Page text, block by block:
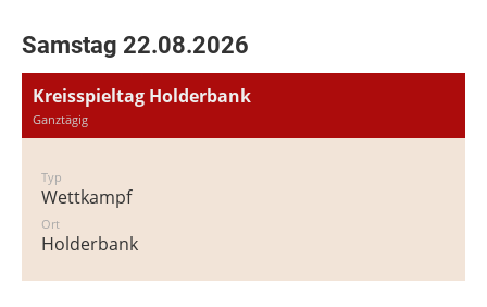
Samstag 22.08.2026
Kreisspieltag Holderbank
Ganztägig
Typ
Wettkampf
Ort
Holderbank